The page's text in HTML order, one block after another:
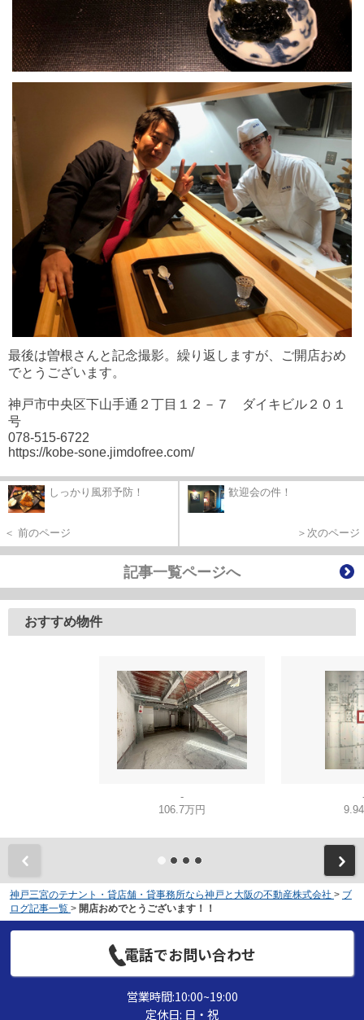
最後は曽根さんと記念撮影。繰り返しますが、ご開店おめ
でとうございます。
神戸市中央区下山手通２丁目１２－７ ダイキビル２０１
号
078-515-6722
https://kobe-sone.jimdofree.com/
しっかり風邪予防！
＜ 前のページ
歓迎会の件！
＞次のページ
記事一覧ページへ
おすすめ物件
-
106.7万円
神戸三宮のテナント・貸店舗・貸事務所なら神戸と大阪の不動産株式会社 > ブ
ログ記事一覧 > 開店おめでとうございます！！
電話でお問い合わせ
営業時間:10:00~19:00
定休日: 日・祝